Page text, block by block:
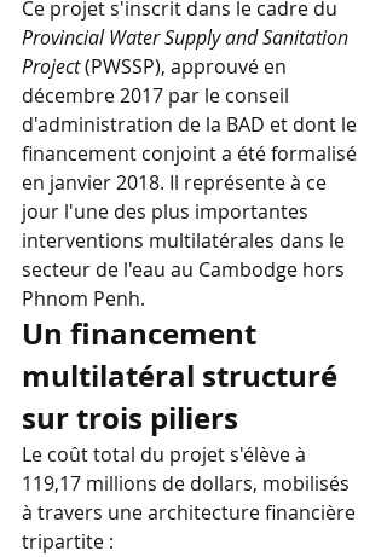
Ce projet s'inscrit dans le cadre du
Provincial Water Supply and Sanitation
Project (PWSSP), approuvé en
décembre 2017 par le conseil
d'administration de la BAD et dont le
financement conjoint a été formalisé
en janvier 2018. Il représente à ce
jour l'une des plus importantes
interventions multilatérales dans le
secteur de l'eau au Cambodge hors
Phnom Penh.
Un financement
multilatéral structuré
sur trois piliers
Le coût total du projet s'élève à
119,17 millions de dollars, mobilisés
à travers une architecture financière
tripartite :